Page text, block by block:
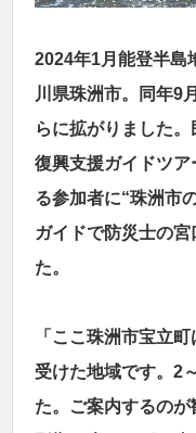
2024年1月能登半島
川県珠洲市。同年9
らに拡がりました。
復興支援ガイドツ
る参加者に“珠洲市
ガイドで防災士の
た。
「ここ珠洲市宝立
受けた地域です。2
た。ご案内するの